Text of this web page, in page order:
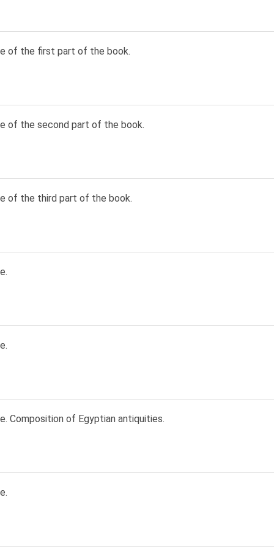
of the first part of the book.
of the second part of the book.
of the third part of the book.
Composition of Egyptian antiquities.